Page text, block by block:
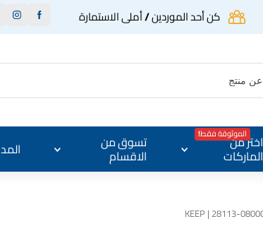
كن أحد الموردين / أملى الاستمارة
اختر من
الماركات
الموثوقة فقط! تسوق من
الاقسام